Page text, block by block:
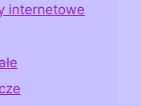
internetowe